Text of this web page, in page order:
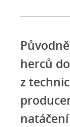
herců
z